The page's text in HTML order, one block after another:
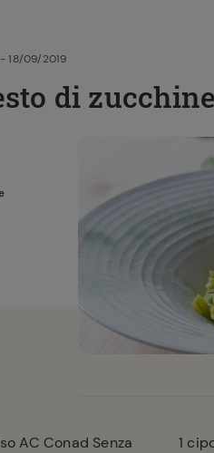
- 18/09/2019
di
AC Conad Senza
1